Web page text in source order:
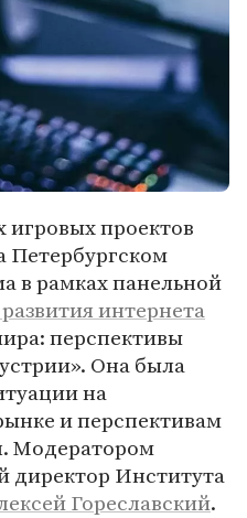
игровых проектов
Петербургском
в рамках панельной
интернета
перспективы
Она была
на
и перспективам
Модератором
директор Института
Гореславский.